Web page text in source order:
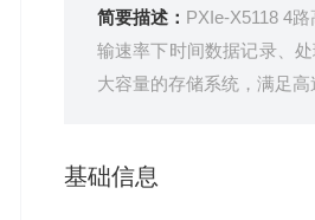
简要描述： PXIe-X5118 4
输速率下时间数据记录、
大容量的存储系统，满足高
基础信息